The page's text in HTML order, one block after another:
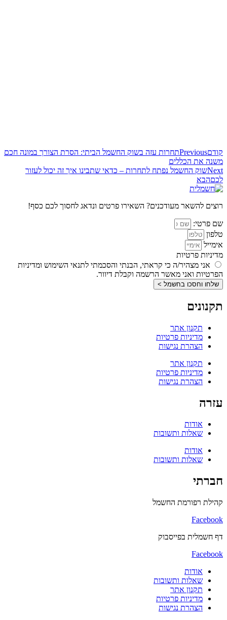
קודםPreviousתחרות עזה בשוק החשמל הביתי: הסרת הצורך במונה חכם
משנה את הכללים
Nextשוק החשמל נפתח לתחרות – כדאי שתבינו איך זה יכול לעזור
לכםהבא
רוצים להשאר מעודכנים? השאירו פרטים ונדאג לחסוך לכם כסף!
שם פרטי:
טלפון
אימייל
מדיניות פרטיות
אני מצהיר/ה כי קראתי, הבנתי והסכמתי לתנאי השימוש ומדיניות
הפרטיות ואני מאשר הרשמה וקבלת דיוור.
שלחו וחסכו בחשמל >
תקנונים
תקנון אתר
מדיניות פרטיות
הצהרת נגישות
תקנון אתר
מדיניות פרטיות
הצהרת נגישות
עזרה
אודות
שאלות ותשובות
אודות
שאלות ותשובות
חברתי
קהילת רפורמת החשמל
Facebook
דף חשמלית בפייסבוק
Facebook
אודות
שאלות ותשובות
תקנון אתר
מדיניות פרטיות
הצהרת נגישות